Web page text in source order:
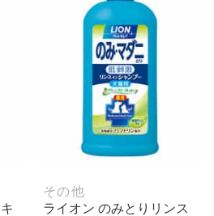
その他
ライオン のみとりリンス